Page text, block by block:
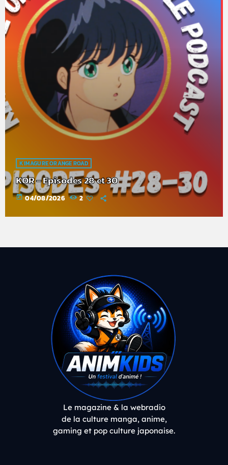
KIMAGURE ORANGE ROAD
KOR – Episodes 28 et 30
today 04/08/2026 2
Le magazine & la webradio
de la culture manga, anime,
gaming et pop culture japonaise.